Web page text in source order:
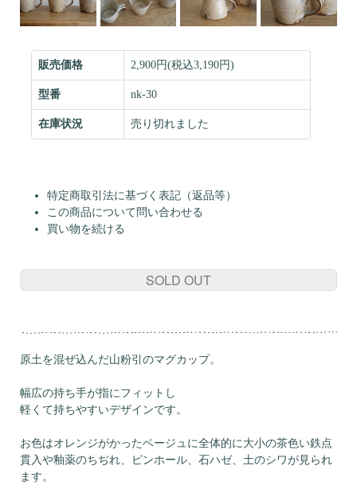
販売価格 2,900円(税込3,190円)
型番 nk-30
在庫状況 売り切れました
特定商取引法に基づく表記（返品等）
この商品について問い合わせる
買い物を続ける
SOLD OUT
原土を混ぜ込んだ山粉引のマグカップ。
幅広の持ち手が指にフィットし
軽くて持ちやすいデザインです。
お色はオレンジがかったベージュに全体的に大小の茶色い鉄点
貫入や釉薬のちぢれ、ピンホール、石ハゼ、土のシワが見られ
ます。